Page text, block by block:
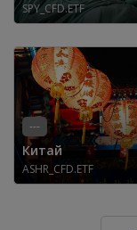
SPY_CFD.ETF
---
Китай
ASHR_CFD.ETF